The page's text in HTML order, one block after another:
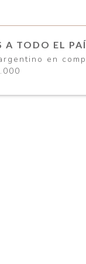
A TODO EL
en